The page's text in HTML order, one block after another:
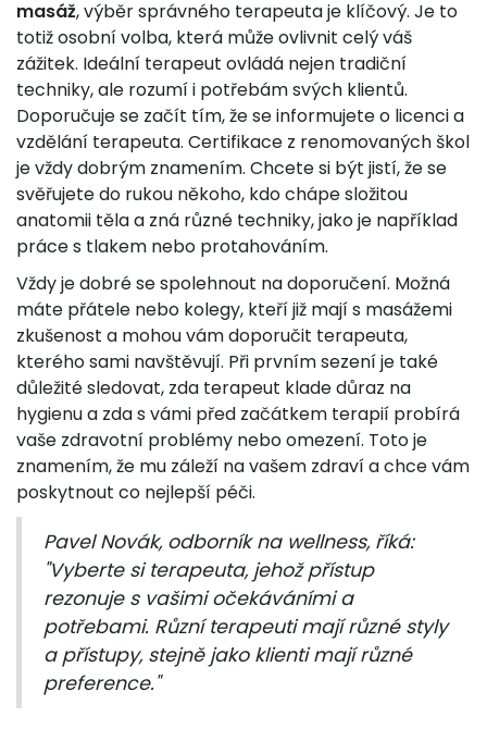
masáž, výběr správného terapeuta je klíčový. Je to
totiž osobní volba, která může ovlivnit celý váš
zážitek. Ideální terapeut ovládá nejen tradiční
techniky, ale rozumí i potřebám svých klientů.
Doporučuje se začít tím, že se informujete o licenci a
vzdělání terapeuta. Certifikace z renomovaných škol
je vždy dobrým znamením. Chcete si být jistí, že se
svěřujete do rukou někoho, kdo chápe složitou
anatomii těla a zná různé techniky, jako je například
práce s tlakem nebo protahováním.
Vždy je dobré se spolehnout na doporučení. Možná
máte přátele nebo kolegy, kteří již mají s masážemi
zkušenost a mohou vám doporučit terapeuta,
kterého sami navštěvují. Při prvním sezení je také
důležité sledovat, zda terapeut klade důraz na
hygienu a zda s vámi před začátkem terapií probírá
vaše zdravotní problémy nebo omezení. Toto je
znamením, že mu záleží na vašem zdraví a chce vám
poskytnout co nejlepší péči.
Pavel Novák, odborník na wellness, říká:
"Vyberte si terapeuta, jehož přístup
rezonuje s vašimi očekáváními a
potřebami. Různí terapeuti mají různé styly
a přístupy, stejně jako klienti mají různé
preference."